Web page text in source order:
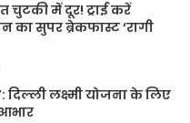
चुटकी में दूर! ट्राई करें
का सुपर ब्रेकफास्ट ‘रागी
दिल्ली लक्ष्मी योजना के लिए